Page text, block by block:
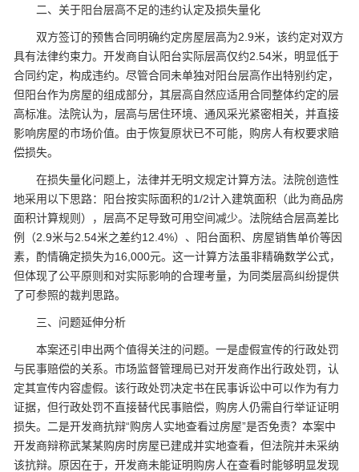
二、关于阳台层高不足的违约认定及损失量化
双方签订的预售合同明确约定房屋层高为2.9米，该约定对双方
具有法律约束力。开发商自认阳台实际层高仅约2.54米，明显低于
合同约定，构成违约。尽管合同未单独对阳台层高作出特别约定，
但阳台作为房屋的组成部分，其层高自然应适用合同整体约定的层
高标准。法院认为，层高与居住环境、通风采光紧密相关，并直接
影响房屋的市场价值。由于恢复原状已不可能，购房人有权要求赔
偿损失。
在损失量化问题上，法律并无明文规定计算方法。法院创造性
地采用以下思路：阳台按实际面积的1/2计入建筑面积（此为商品房
面积计算规则），层高不足导致可用空间减少。法院结合层高差比
例（2.9米与2.54米之差约12.4%）、阳台面积、房屋销售单价等因
素，酌情确定损失为16,000元。这一计算方法虽非精确数学公式，
但体现了公平原则和对实际影响的合理考量，为同类层高纠纷提供
了可参照的裁判思路。
三、问题延伸分析
本案还引申出两个值得关注的问题。一是虚假宣传的行政处罚
与民事赔偿的关系。市场监督管理局已对开发商作出行政处罚，认
定其宣传内容虚假。该行政处罚决定书在民事诉讼中可以作为有力
证据，但行政处罚不直接替代民事赔偿，购房人仍需自行举证证明
损失。二是开发商抗辩“购房人实地查看过房屋”是否免责？本案中
开发商辩称武某某购房时房屋已建成并实地查看，但法院并未采纳
该抗辩。原因在于，开发商未能证明购房人在查看时能够明显发现